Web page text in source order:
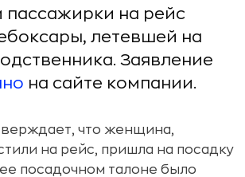
пассажирки на рейс
летевшей на
Заявление
на сайте компании.
что женщина,
на рейс, пришла на посадку
ее посадочном талоне было